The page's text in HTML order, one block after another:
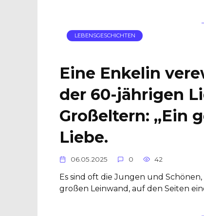
LEBENSGESCHICHTEN
Eine Enkelin
der 60-jährigen
Großeltern: „Ein
Liebe.
06.05.2025 0 42
Es sind oft die Jungen und
großen Leinwand, auf den Seiten